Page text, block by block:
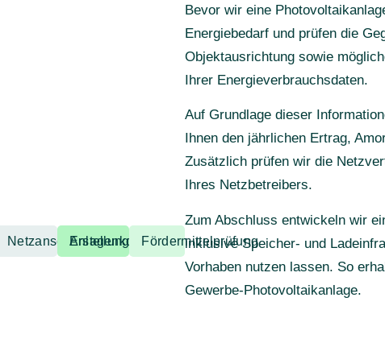
Netzanschlussprüfung
Erstellung AnlagenkonzeptFördermittelprüfung
Bevor wir eine
Energiebedarf und prüfen die
Objektausrichtung sowie
Ihrer Energieverbrauchsdaten.
Auf Grundlage dieser
Ihnen den jährlichen Ertrag,
Zusätzlich prüfen wir die
Ihres Netzbetreibers.
Zum Abschluss entwickeln wir
inklusive Speicher- und
Vorhaben nutzen lassen. So
Gewerbe-Photovoltaikanlage.